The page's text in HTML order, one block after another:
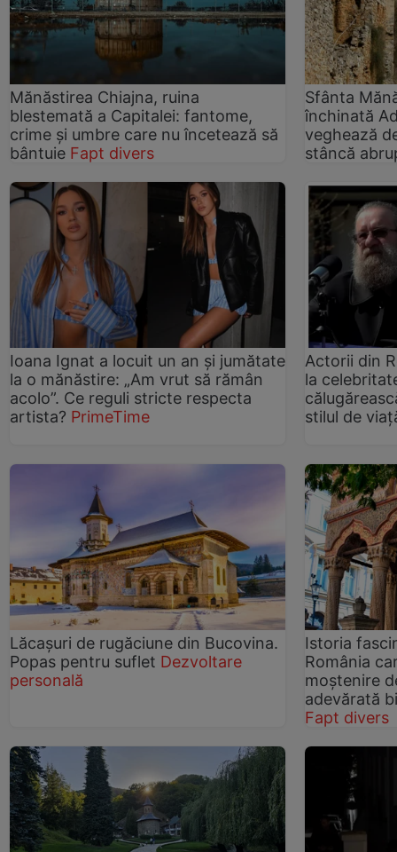
Mănăstirea Chiajna, ruina
blestemată a Capitalei: fantome,
crime şi umbre care nu încetează să
bântuie Fapt divers
Sfânta
închinată
veghează
stâncă
Ioana Ignat a locuit un an și jumătate
la o mănăstire: „Am vrut să rămân
acolo”. Ce reguli stricte respecta
artista? PrimeTime
Actorii din
la
stilul de
Lăcașuri de rugăciune din Bucovina.
Popas pentru suflet Dezvoltare
personală
Istoria
România
moștenire
adevărată
Fapt divers